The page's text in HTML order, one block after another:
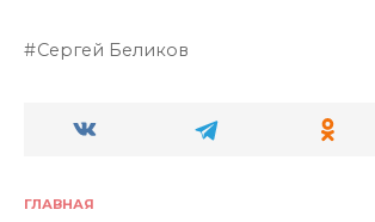
Сергей Беликов
ГЛАВНАЯ